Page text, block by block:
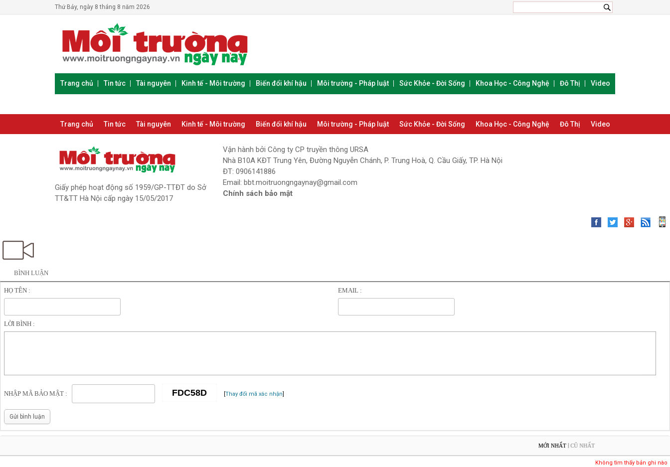
Thứ Bảy, ngày 8 tháng 8 năm 2026
Trang chủ Tin tức Tài nguyên Kinh tế - Môi trường Biến đổi khí hậu Môi trường - Pháp luật Sức Khỏe - Đời Sống Khoa Học - Công Nghệ Đô Thị Video
Trang chủ Tin tức Tài nguyên Kinh tế - Môi trường Biến đổi khí hậu Môi trường - Pháp luật Sức Khỏe - Đời Sống Khoa Học - Công Nghệ Đô Thị Video
Giấy phép hoạt động số 1959/GP-TTĐT do Sở
TT&TT Hà Nội cấp ngày 15/05/2017
Vận hành bởi Công ty CP truyền thông URSA
Nhà B10A KĐT Trung Yên, Đường Nguyễn Chánh, P. Trung Hoà, Q. Cầu Giấy, TP. Hà Nội
ĐT: 0906141886
Email:bbt.moitruongngaynay@gmail.com
Chính sách bảo mật
BÌNH LUẬN
HỌ TÊN : EMAIL :
LỜI BÌNH :
NHẬP MÃ BẢO MẬT : [Thay đổi mã xác nhận]
Gửi bình luận
MỚI NHẤT CŨ NHẤT
Không tìm thấy bản ghi nào